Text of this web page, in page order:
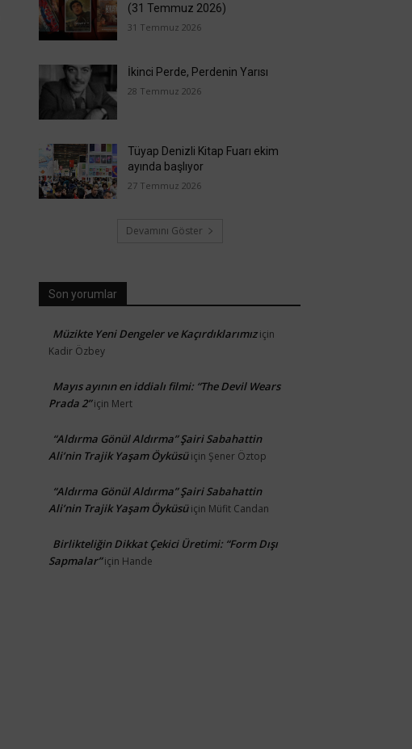
(31 Temmuz 2026)
31 Temmuz 2026
İkinci Perde, Perdenin Yarısı
28 Temmuz 2026
Tüyap Denizli Kitap Fuarı ekim
ayında başlıyor
27 Temmuz 2026
Devamını Göster
Son yorumlar
Müzikte Yeni Dengeler ve Kaçırdıklarımıziçin
Kadir Özbey
Mayıs ayının en iddialı filmi: “The Devil Wears
Prada 2”için Mert
“Aldırma Gönül Aldırma” Şairi Sabahattin
Ali’nin Trajik Yaşam Öyküsüiçin Şener Öztop
“Aldırma Gönül Aldırma” Şairi Sabahattin
Ali’nin Trajik Yaşam Öyküsüiçin Müfit Candan
Birlikteliğin Dikkat Çekici Üretimi: “Form Dışı
Sapmalar”için Hande